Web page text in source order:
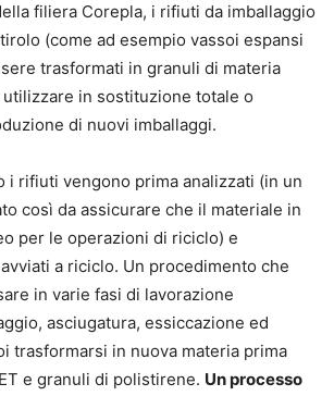
filiera Corepla, i rifiuti da imballaggio
(come ad esempio vassoi espansi
trasformati in granuli di materia
utilizzare in sostituzione totale o
di nuovi imballaggi.
i rifiuti vengono prima analizzati (in un
così da assicurare che il materiale in
per le operazioni di riciclo) e
a riciclo. Un procedimento che
in varie fasi di lavorazione
asciugatura, essiccazione ed
trasformarsi in nuova materia prima
e granuli di polistirene. Un processo